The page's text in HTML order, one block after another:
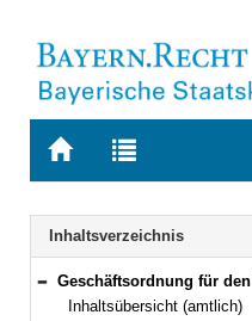
Zur
BAYERN.RECHT
Zur
letzten
Suche
Navigation
Inhaltsverzeichnis
Bereich reduzieren
Geschäftsordnung für den Bayerischen Landtag (BayLTGeschO) in der
Inhaltsübersicht (amtlich)